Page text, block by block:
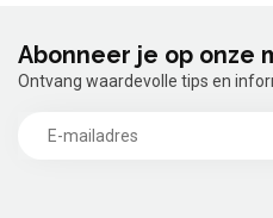
Abonneer je op onze
Ontvang waardevolle tips en